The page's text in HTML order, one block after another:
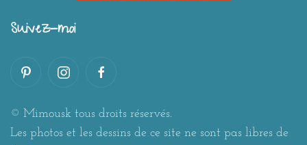
Suivez-moi
© Mimousk tous droits réservés.
Les photos et les dessins de ce site ne sont pas libres de